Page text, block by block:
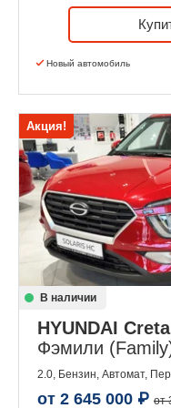
Новый автомобиль
Акция!
В наличии
HYUNDAI
Фэмили
2.0, Бензин, Автомат,
от 2 645 000 ₽ от